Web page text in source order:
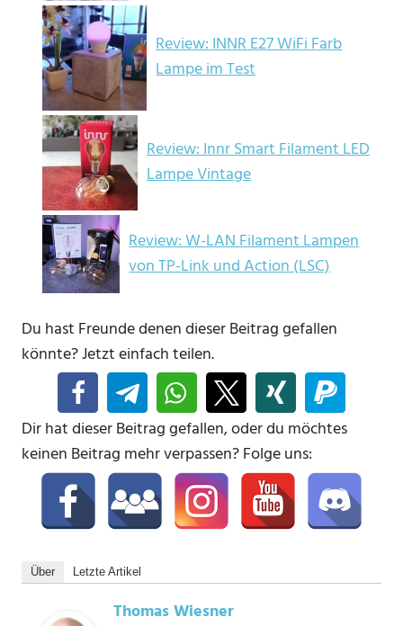
Review: INNR E27 WiFi Farb
Lampe im Test
Review: Innr Smart Filament LED
Lampe Vintage
Review: W-LAN Filament Lampen
von TP-Link und Action (LSC)
Du hast Freunde denen dieser Beitrag gefallen
könnte? Jetzt einfach teilen.
Dir hat dieser Beitrag gefallen, oder du möchtes
keinen Beitrag mehr verpassen? Folge uns:
Über Letzte Artikel
Thomas Wiesner